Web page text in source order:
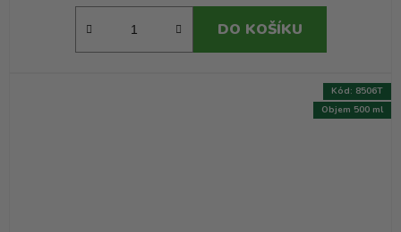
DO KOŠÍKU
Objem 500 ml
Kód: 8506T